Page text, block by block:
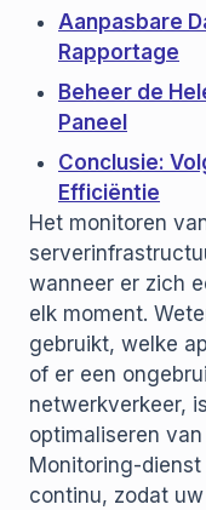
Aanpasbare
Rapportage
Beheer de
Paneel
Conclusie:
Efficiëntie
Het monitoren
wanneer er zich
elk moment.
gebruikt, welke
of er een
netwerkverkeer,
optimaliseren
Monitoring-
continu, zodat